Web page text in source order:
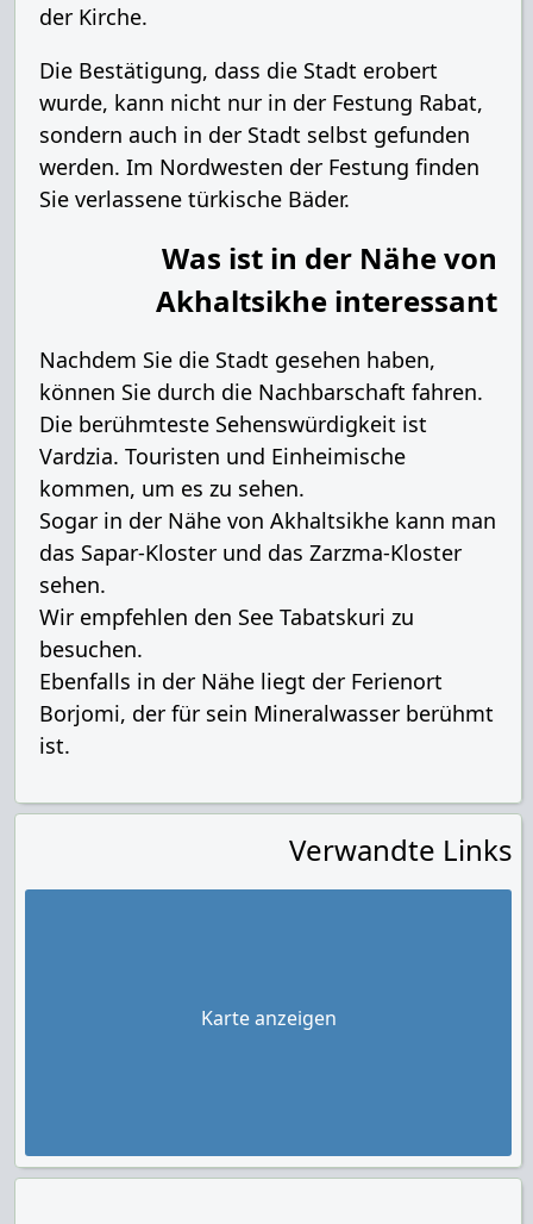
der Kirche.
Die Bestätigung, dass die Stadt erobert
wurde, kann nicht nur in der Festung Rabat,
sondern auch in der Stadt selbst gefunden
werden. Im Nordwesten der Festung finden
Sie verlassene türkische Bäder.
Was ist in der Nähe von
Akhaltsikhe interessant
Nachdem Sie die Stadt gesehen haben,
können Sie durch die Nachbarschaft fahren.
Die berühmteste Sehenswürdigkeit ist
Vardzia. Touristen und Einheimische
kommen, um es zu sehen.
Sogar in der Nähe von Akhaltsikhe kann man
das Sapar-Kloster und das Zarzma-Kloster
sehen.
Wir empfehlen den See Tabatskuri zu
besuchen.
Ebenfalls in der Nähe liegt der Ferienort
Borjomi, der für sein Mineralwasser berühmt
ist.
Verwandte Links
Karte anzeigen